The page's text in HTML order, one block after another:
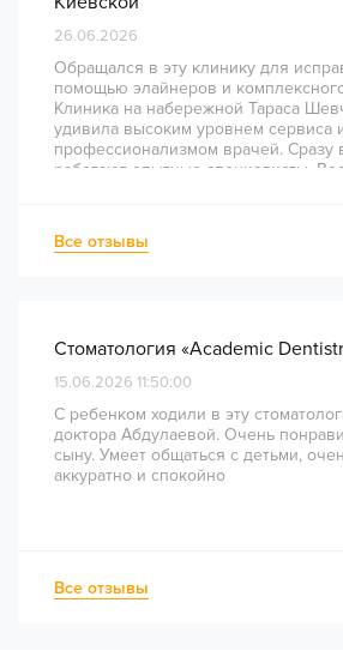
26.06.2026
Обращался в эту клинику для
помощью элайнеров и
Клиника на набережной Тараса
удивила высоким уровнем сервиса
профессионализмом врачей. Сразу
работают опытные специалисты.
непростое перелечивание каналов
комфортно и безболезненно.
Все отзывы
Стоматология «Academic
15.06.2026 11:50:00
С ребенком ходили в эту
доктора Абдулаевой. Очень
сыну. Умеет общаться с детьми,
аккуратно и спокойно
Все отзывы